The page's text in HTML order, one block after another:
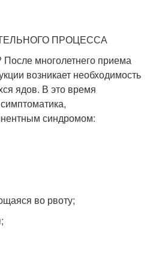
ПРОЦЕССА
После многолетнего приема
возникает необходимость
ядов. В это время
синдромом:
во рвоту;